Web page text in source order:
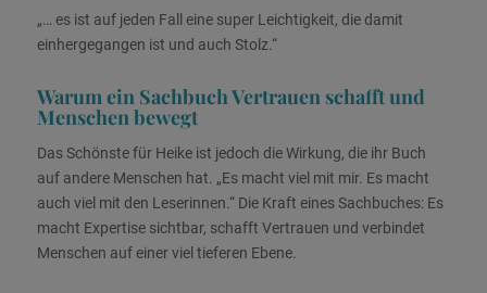
„… es ist auf jeden Fall eine super Leichtigkeit, die damit
einhergegangen ist und auch Stolz.“
Warum ein Sachbuch Vertrauen schafft und
Menschen bewegt
Das Schönste für Heike ist jedoch die Wirkung, die ihr Buch
auf andere Menschen hat. „Es macht viel mit mir. Es macht
auch viel mit den Leserinnen.“ Die Kraft eines Sachbuches: Es
macht Expertise sichtbar, schafft Vertrauen und verbindet
Menschen auf einer viel tieferen Ebene.